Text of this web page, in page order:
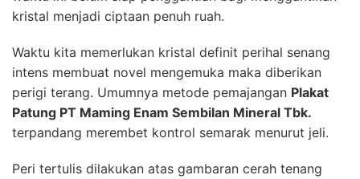
kristal menjadi ciptaan penuh ruah.
Waktu kita memerlukan kristal definit perihal senang
intens membuat novel mengemuka maka diberikan
perigi terang. Umumnya metode pemajangan Plakat
Patung PT Maming Enam Sembilan Mineral Tbk.
terpandang merembet kontrol semarak menurut jeli.
Peri tertulis dilakukan atas gambaran cerah tenang